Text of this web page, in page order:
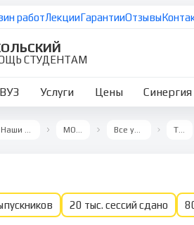
работЛекцииГарантииОтзывы
СТУДЕНТАМ
Услуги Цены Синергия
Наши ВУЗы МОСАП Все услуги Тест
20 тыс. сессий сдано